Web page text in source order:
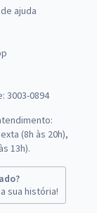
ajuda
3003-0894
(8h às 20h),
13h).
sua história!